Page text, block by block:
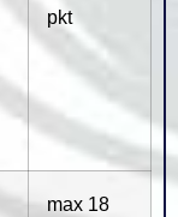
pkt
max 18